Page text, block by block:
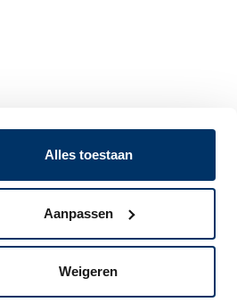
Alles toestaan
Aanpassen
Weigeren
Webarchief